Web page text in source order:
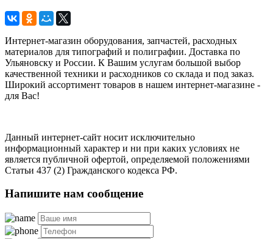
Интернет-магазин оборудования, запчастей, расходных
материалов для типографий и полиграфии. Доставка по
Ульяновску и России. К Вашим услугам большой выбор
качественной техники и расходников со склада и под заказ.
Широкий ассортимент товаров в нашем интернет-магазине -
для Вас!
Данный интернет-сайт носит исключительно
информационный характер и ни при каких условиях не
является публичной офертой, определяемой положениями
Статьи 437 (2) Гражданского кодекса РФ.
Напишите нам сообщение